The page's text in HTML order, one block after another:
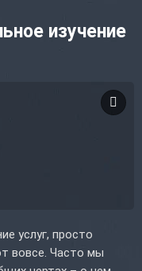
изучение
услуг, просто
вовсе. Часто мы